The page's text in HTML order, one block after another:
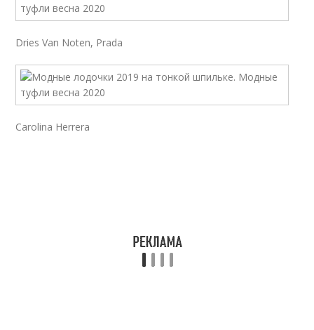
Dries Van Noten, Prada
Carolina Herrera